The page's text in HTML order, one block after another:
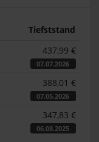
Tiefststand
437,99 €
07.07.2026
388,01 €
07.05.2026
347,83 €
06.08.2025